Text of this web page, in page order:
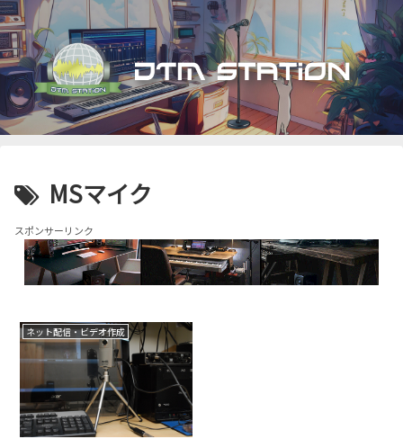
MSマイク
スポンサーリンク
ネット配信・ビデオ作成